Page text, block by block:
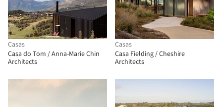
Casas
Casa do Tom / Anna-Marie Chin
Architects
Casas
Casa Fielding / Cheshire
Architects